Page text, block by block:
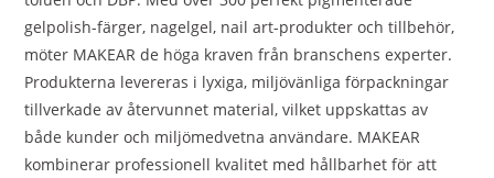
gelpolish-färger, nagelgel, nail art-produkter och tillbehör,
möter MAKEAR de höga kraven från branschens experter.
Produkterna levereras i lyxiga, miljövänliga förpackningar
tillverkade av återvunnet material, vilket uppskattas av
både kunder och miljömedvetna användare. MAKEAR
kombinerar professionell kvalitet med hållbarhet för att